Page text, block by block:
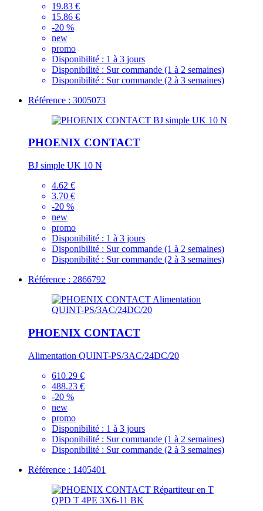
19.83 €
15.86 €
-20 %
new
promo
Disponibilité : 1 à 3 jours
Disponibilité : Sur commande (1 à 2 semaines)
Disponibilité : Sur commande (2 à 3 semaines)
Référence : 3005073
PHOENIX CONTACT
BJ simple UK 10 N
4.62 €
3.70 €
-20 %
new
promo
Disponibilité : 1 à 3 jours
Disponibilité : Sur commande (1 à 2 semaines)
Disponibilité : Sur commande (2 à 3 semaines)
Référence : 2866792
PHOENIX CONTACT
Alimentation QUINT-PS/3AC/24DC/20
610.29 €
488.23 €
-20 %
new
promo
Disponibilité : 1 à 3 jours
Disponibilité : Sur commande (1 à 2 semaines)
Disponibilité : Sur commande (2 à 3 semaines)
Référence : 1405401